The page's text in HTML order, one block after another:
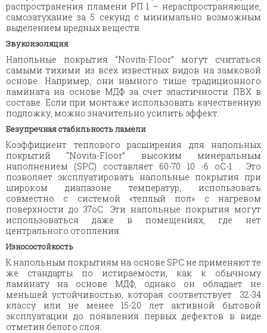
распространения пламени РП 1 – нераспространяющие,
самозатухание за 5 секунд с минимально возможным
выделением вредных веществ.
Звукоизоляция
Напольные покрытия “Novita-Floor” могут считаться
самыми тихими из всех известных видов на замковой
основе. Например, они намного тише традиционного
ламината на основе МДФ за счет эластичности ПВХ в
составе. Если при монтаже использовать качественную
подложку, можно значительно усилить эффект.
Безупречная стабильность ламели
Коэффициент теплового расширения для напольных
покрытий “Novita-Floor” высоким минеральным
наполнением (SPC) составляет 60-70 10 -6 оС-1 . Это
позволяет эксплуатировать напольные покрытия при
широком диапазоне температур, использовать
совместно с системой «теплый пол» с нагревом
поверхности до 37оС. Эти напольные покрытия могут
использоваться даже в помещениях, где нет
центрального отопления.
Износостойкость
К напольным покрытиям на основе SPC не применяют те
же стандарты по истираемости, как к обычному
ламинату на основе МДФ, однако он обладает не
меньшей устойчивостью, которая соответствует 32-34
классу или не менее 15-20 лет активной бытовой
эксплуатации до появления первых дефектов в виде
отметин белого слоя.